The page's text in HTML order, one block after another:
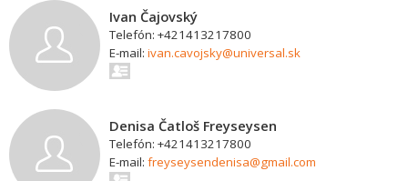
Ivan Čajovský
Telefón: +421413217800
E-mail: ivan.cavojsky@universal.sk
Denisa Čatloš Freyseysen
Telefón: +421413217800
E-mail: freyseysendenisa@gmail.com